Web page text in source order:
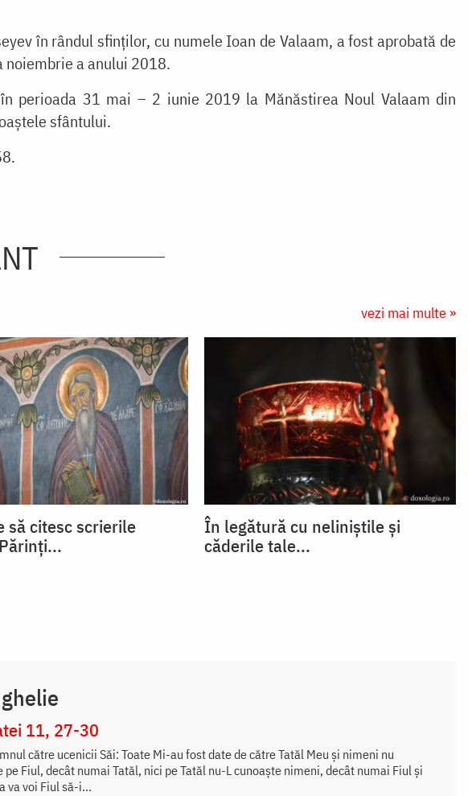
în rândul sfinţilor, cu numele Ioan de Valaam, a fost aprobată de
noiembrie a anului 2018.
perioada 31 mai – 2 iunie 2019 la Mănăstirea Noul Valaam din
sfântului.
vezi mai multe »
să citesc scrierile
În legătură cu neliniștile și
căderile tale...
11, 27-30
către ucenicii Săi: Toate Mi-au fost date de către Tatăl Meu și nimeni nu
pe Fiul, decât numai Tatăl, nici pe Tatăl nu-L cunoaște nimeni, decât numai Fiul și
va voi Fiul să-i...